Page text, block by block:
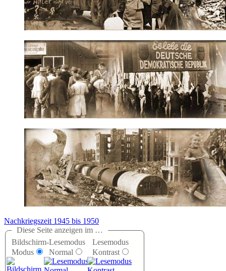
Nachkriegszeit 1945 bis 1950
Diese Seite anzeigen im …
Bildschirm-
Modus
Lesemodus
Normal
Lesemodus
Kontrast